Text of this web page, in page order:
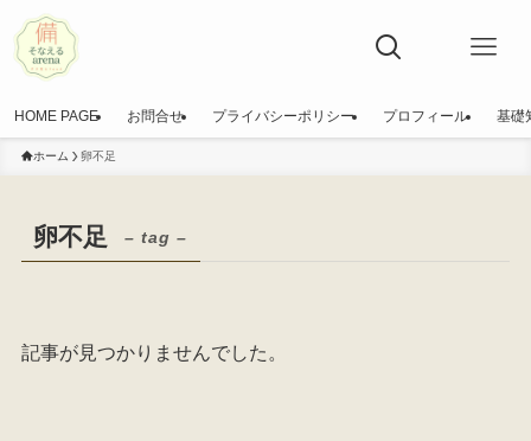
HOME PAGE お問合せ プライバシーポリシー プロフィール 基礎
ホーム 卵不足
卵不足 – tag –
記事が見つかりませんでした。